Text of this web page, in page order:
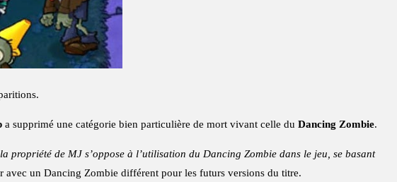
a supprimé une catégorie bien particulière de mort vivant celle du Dancing Zombie.
propriété de MJ s’oppose à l’utilisation du Dancing Zombie dans le jeu, se basant
avec un Dancing Zombie différent pour les futurs versions du titre.